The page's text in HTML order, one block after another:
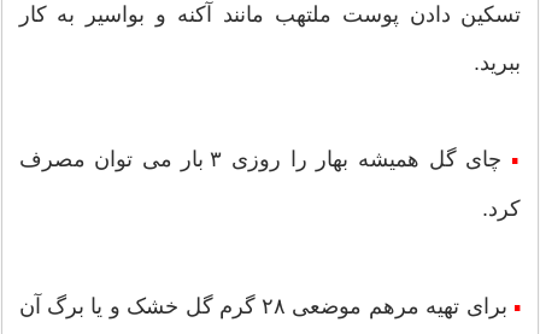
تسکین دادن پوست ملتهب مانند آکنه و بواسیر به کار
ببرید.
▪ چای گل همیشه بهار را روزی ۳ بار می توان مصرف
کرد.
▪ برای تهیه مرهم موضعی ۲۸ گرم گل خشک و یا برگ آن